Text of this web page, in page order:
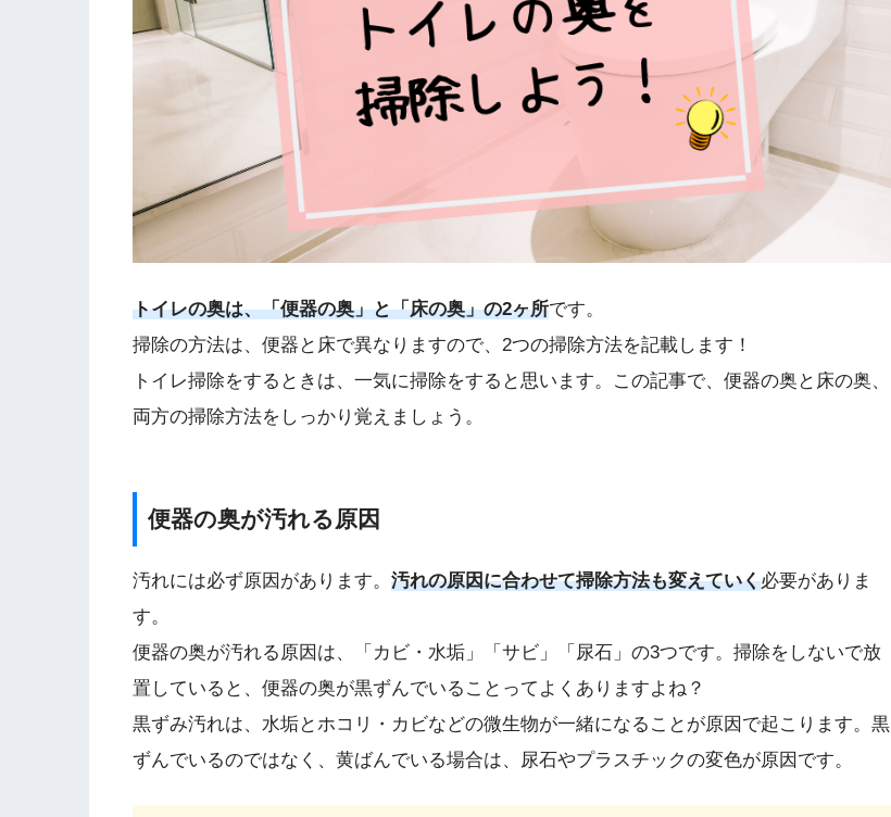
トイレの奥は、「便器の奥」と「床の奥」の2ヶ所です。
掃除の方法は、便器と床で異なりますので、2つの掃除方法を記載します！
トイレ掃除をするときは、一気に掃除をすると思います。この記事で、便器の奥と床の奥、
両方の掃除方法をしっかり覚えましょう。
便器の奥が汚れる原因
汚れには必ず原因があります。 汚れの原因に合わせて掃除方法も変えていく必要がありま
す。
便器の奥が汚れる原因は、「カビ・水垢」「サビ」「尿石」の3つです。掃除をしないで放
置していると、便器の奥が黒ずんでいることってよくありますよね？
黒ずみ汚れは、水垢とホコリ・カビなどの微生物が一緒になることが原因で起こります。黒
ずんでいるのではなく、黄ばんでいる場合は、尿石やプラスチックの変色が原因です。